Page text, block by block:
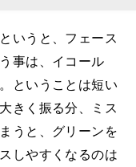
いうと、フェース
事は、イコール
ということは短い
きく振る分、ミス
うと、グリーンを
しやすくなるのは